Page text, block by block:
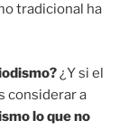
tradicional ha
¿Y si el
considerar a
lo que no